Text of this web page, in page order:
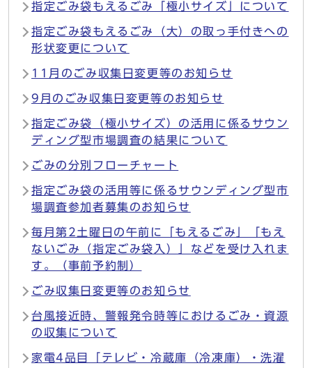
指定ごみ袋もえるごみ「極小サイズ」について
指定ごみ袋もえるごみ（大）の取っ手付きへの
形状変更について
11月のごみ収集日変更等のお知らせ
9月のごみ収集日変更等のお知らせ
指定ごみ袋（極小サイズ）の活用に係るサウン
ディング型市場調査の結果について
ごみの分別フローチャート
指定ごみ袋の活用等に係るサウンディング型市
場調査参加者募集のお知らせ
毎月第2土曜日の午前に「もえるごみ」「もえ
ないごみ（指定ごみ袋入）」などを受け入れま
す。（事前予約制）
ごみ収集日変更等のお知らせ
台風接近時、警報発令時等におけるごみ・資源
の収集について
家電4品目「テレビ・冷蔵庫（冷凍庫）・洗濯